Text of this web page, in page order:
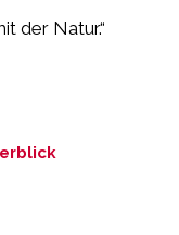
der Natur.“